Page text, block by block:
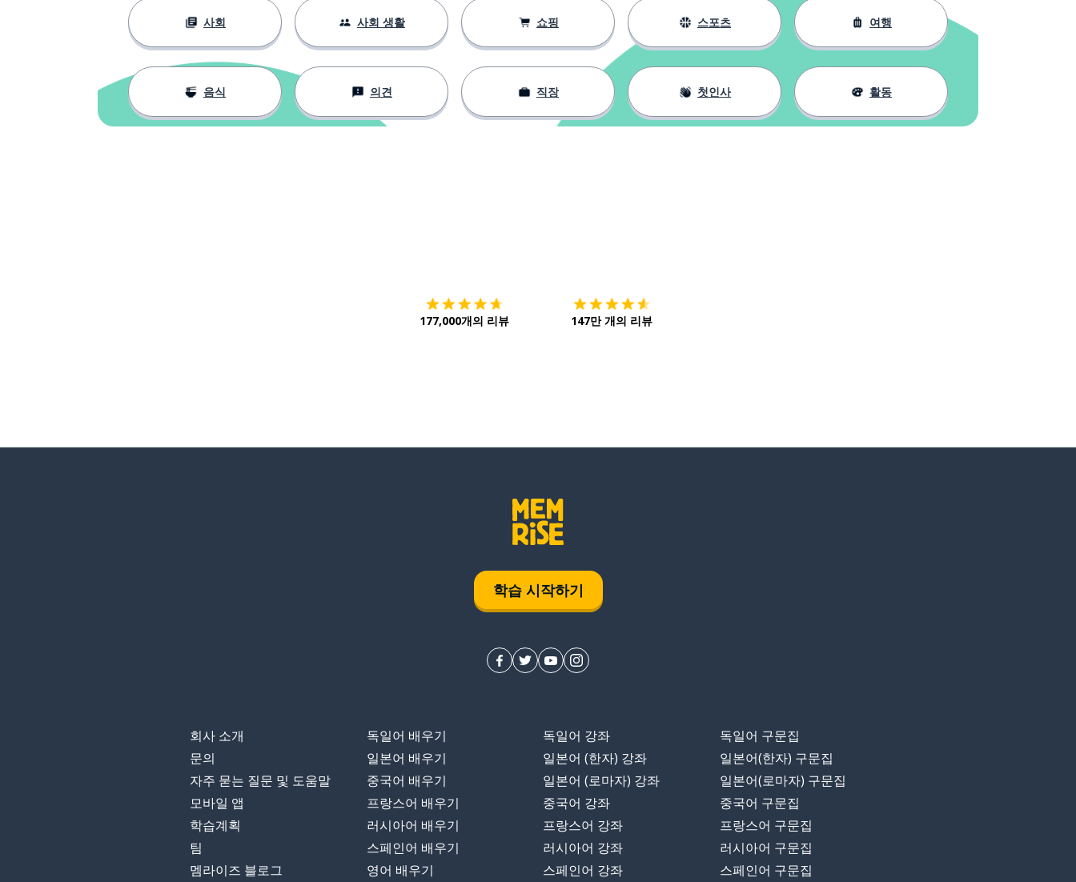
사회 사회 생활 쇼핑 스포츠 여행
음식 의견 직장 첫인사 활동
177,000개의 리뷰 147만 개의 리뷰
학습 시작하기
회사 소개
문의
자주 묻는 질문 및 도움말
모바일 앱
학습계획
팀
멤라이즈 블로그
독일어 배우기
일본어 배우기
중국어 배우기
프랑스어 배우기
러시아어 배우기
스페인어 배우기
영어 배우기
독일어 강좌
일본어 (한자) 강좌
일본어 (로마자) 강좌
중국어 강좌
프랑스어 강좌
러시아어 강좌
스페인어 강좌
독일어 구문집
일본어(한자) 구문집
일본어(로마자) 구문집
중국어 구문집
프랑스어 구문집
러시아어 구문집
스페인어 구문집